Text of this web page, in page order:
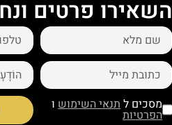
השאירו פרטים
מסכים לתנאי השימושו
הפרטיות